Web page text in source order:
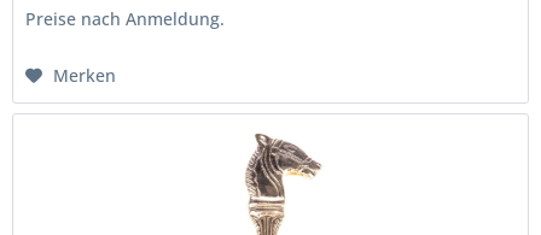
Preise nach Anmeldung.
Merken